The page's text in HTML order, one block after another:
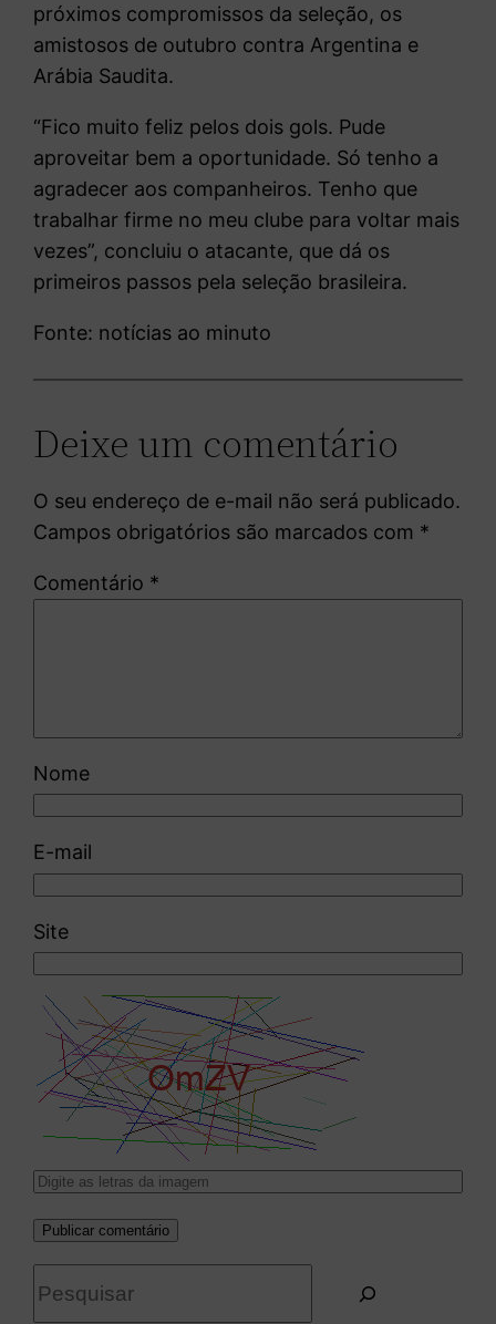
próximos compromissos da seleção, os
amistosos de outubro contra Argentina e
Arábia Saudita.
“Fico muito feliz pelos dois gols. Pude
aproveitar bem a oportunidade. Só tenho a
agradecer aos companheiros. Tenho que
trabalhar firme no meu clube para voltar mais
vezes”, concluiu o atacante, que dá os
primeiros passos pela seleção brasileira.
Fonte: notícias ao minuto
Deixe um comentário
O seu endereço de e-mail não será publicado.
Campos obrigatórios são marcados com *
Comentário *
Nome
E-mail
Site